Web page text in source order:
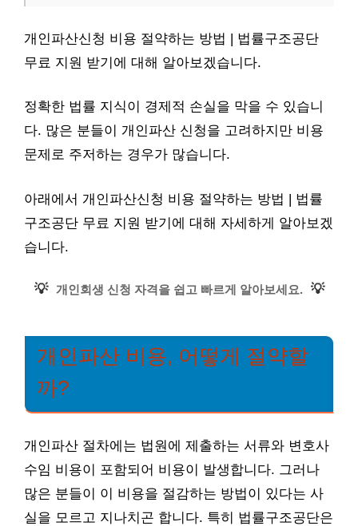
개인파산신청 비용 절약하는 방법 | 법률구조공단
무료 지원 받기에 대해 알아보겠습니다.
정확한 법률 지식이 경제적 손실을 막을 수 있습니
다. 많은 분들이 개인파산 신청을 고려하지만 비용
문제로 주저하는 경우가 많습니다.
아래에서 개인파산신청 비용 절약하는 방법 | 법률
구조공단 무료 지원 받기에 대해 자세하게 알아보겠
습니다.
💡 개인회생 신청 자격을 쉽고 빠르게 알아보세요. 💡
개인파산 비용, 어떻게 절약할
까?
개인파산 절차에는 법원에 제출하는 서류와 변호사
수임 비용이 포함되어 비용이 발생합니다. 그러나
많은 분들이 이 비용을 절감하는 방법이 있다는 사
실을 모르고 지나치곤 합니다. 특히 법률구조공단은